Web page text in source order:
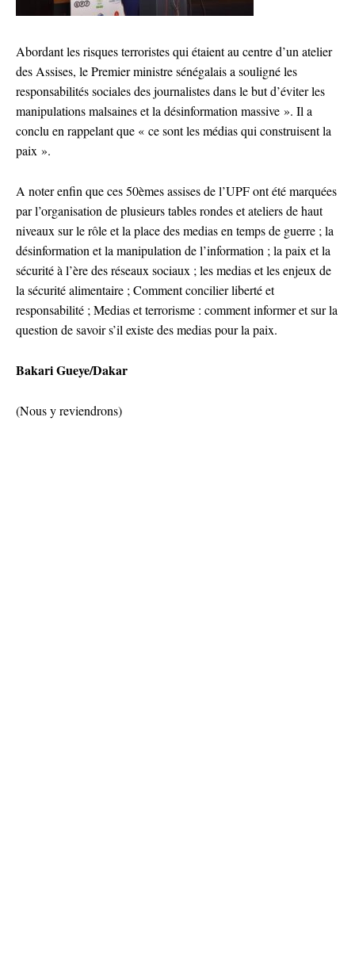
Abordant les risques terroristes qui étaient au centre d’un atelier
des Assises, le Premier ministre sénégalais a souligné les
responsabilités sociales des journalistes dans le but d’éviter les
manipulations malsaines et la désinformation massive ». Il a
conclu en rappelant que « ce sont les médias qui construisent la
paix ».
A noter enfin que ces 50èmes assises de l’UPF ont été marquées
par l’organisation de plusieurs tables rondes et ateliers de haut
niveaux sur le rôle et la place des medias en temps de guerre ; la
désinformation et la manipulation de l’information ; la paix et la
sécurité à l’ère des réseaux sociaux ; les medias et les enjeux de
la sécurité alimentaire ; Comment concilier liberté et
responsabilité ; Medias et terrorisme : comment informer et sur la
question de savoir s’il existe des medias pour la paix.
Bakari Gueye/Dakar
(Nous y reviendrons)